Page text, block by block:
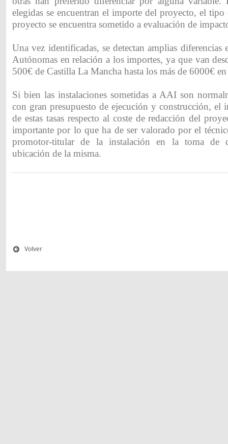
elegidas se encuentran el importe del proyecto, el
proyecto se encuentra sometido a evaluación de
Una vez identificadas, se detectan amplias diferencias
Autónomas en relación a los importes, ya que van
500€ de Castilla La Mancha hasta los más de 6000€
Si bien las instalaciones sometidas a AAI son
con gran presupuesto de ejecución y construcción, el
de estas tasas respecto al coste de redacción del
importante por lo que ha de ser valorado por el
promotor-titular de la instalación en la toma de
ubicación de la misma.
Volver